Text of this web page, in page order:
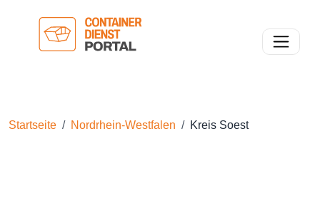
Toggle
Startseite Nordrhein-Westfalen Kreis Soest